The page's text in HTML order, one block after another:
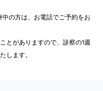
の方は、お電話でご予約をお
とがありますので、診察の1週
します。